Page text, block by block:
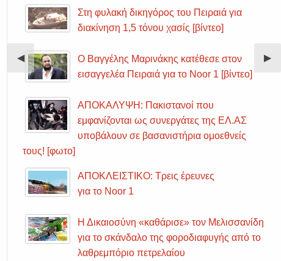
Previous
Slide
◀︎ ▶︎
Στη φυλακή δικηγόρος του Πειραιά για
διακίνηση 1,5 τόνου χασίς [βίντεο]
Ο Βαγγέλης Μαρινάκης κατέθεσε στον
εισαγγελέα Πειραιά για το Noor 1 [βίντεο]
ΑΠΟΚΑΛΥΨΗ: Πακιστανοί που
εμφανίζονται ως συνεργάτες της ΕΛ.ΑΣ
υποβάλουν σε βασανιστήρια ομοεθνείς
τους! [φωτο]
ΑΠΟΚΛΕΙΣΤΙΚΟ: Τρεις έρευνες
για το Noor 1
Η Δικαιοσύνη «καθάρισε» τον Μελισσανίδη
για το σκάνδαλο της φοροδιαφυγής από το
λαθρεμπόριο πετρελαίου